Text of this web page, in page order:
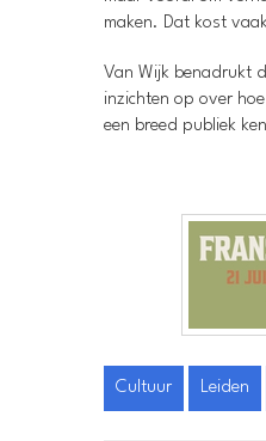
maken. Dat kost
Van Wijk benadrukt
inzichten op over
een breed publiek
Cultuur Leiden